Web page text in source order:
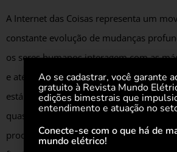
A Internet das Coisas representa um
constante evolução de mudanças
os seres humanos interagem com as
e até mesmo uns com os outros. O
está impactando virtualmente todos os
quase todas as áreas do mercado – das
produção, distribuição e até mesmo o
Ao se cadastrar, você garante
gratuito à Revista Mundo
edições bimestrais que
entendimento e atuação no
Conecte-se com o que há de
mundo elétrico!